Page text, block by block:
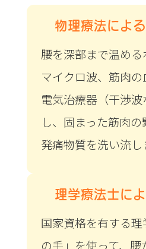
物理療法によ
腰を深部まで温め
マイクロ波、筋肉
電気治療器（干渉
し、固まった筋肉
発痛物質を洗い流し
理学療法士に
国家資格を有する
の手」を使って、